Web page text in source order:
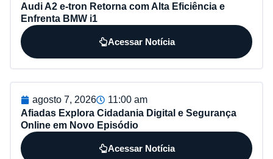
Audi A2 e-tron Retorna com Alta Eficiência e
Enfrenta BMW i1
Acessar Notícia
agosto 7, 2026
11:00 am
Afiadas Explora Cidadania Digital e Segurança
Online em Novo Episódio
Acessar Notícia